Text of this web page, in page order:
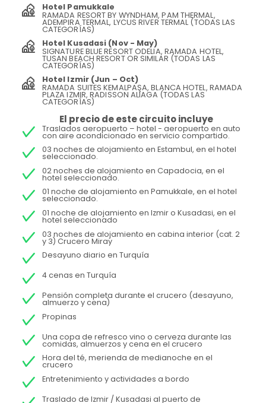
Hotel Pamukkale
RAMADA RESORT BY WYNDHAM, PAM THERMAL,
ADEMPIRA TERMAL, LYCUS RIVER TERMAL (TODAS LAS
CATEGORÍAS)
Hotel Kusadasi (Nov - May)
SIGNATURE BLUE RESORT ODELIA, RAMADA HOTEL,
TUSAN BEACH RESORT OR SIMILAR (TODAS LAS
CATEGORÍAS)
Hotel Izmir (Jun – Oct)
RAMADA SUITES KEMALPAŞA, BLANCA HOTEL, RAMADA
PLAZA IZMIR, RADISSON ALIAGA (TODAS LAS
CATEGORÍAS)
El precio de este circuito incluye
Traslados aeropuerto – hotel - aeropuerto en auto
con aire acondicionado en servicio compartido.
03 noches de alojamiento en Estambul, en el hotel
seleccionado.
02 noches de alojamiento en Capadocia, en el
hotel seleccionado.
01 noche de alojamiento en Pamukkale, en el hotel
seleccionado.
01 noche de alojamiento en Izmir o Kusadasi, en el
hotel seleccionado
03 noches de alojamiento en cabina interior (cat. 2
y 3) Crucero Miray
Desayuno diario en Turquía
4 cenas en Turquía
Pensión completa durante el crucero (desayuno,
almuerzo y cena)
Propinas
Una copa de refresco vino o cerveza durante las
comidas, almuerzos y cena en el crucero
Hora del té, merienda de medianoche en el
crucero
Entretenimiento y actividades a bordo
Traslado de Izmir / Kusadasi al puerto de